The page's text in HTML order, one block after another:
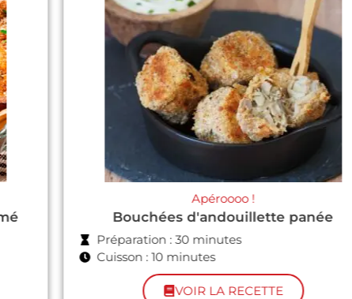
En famille
English bacon & egg muffins
Préparation : 4 heures (temps de pousse des
English muffins compris !)
Cuisson : 15 minutes